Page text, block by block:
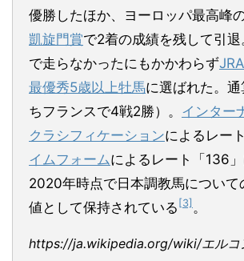
優勝したほか、ヨーロッパ最高峰
凱旋門賞で2着の成績を残して引
で走らなかったにもかかわらず
最優秀5歳以上牡馬に選ばれた。通
ちフランスで4戦2勝）。 インター
クラシフィケーションによるレー
イムフォームによるレート「136
2020年時点で日本調教馬について
値として保持されている [3] 。
https://ja.wikipedia.org/wiki/エルコ